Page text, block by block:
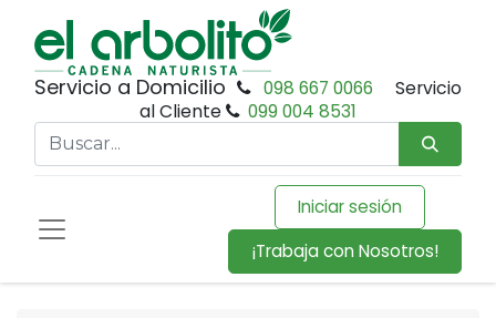
Servicio a Domicilio 098 667 0066
Servicio
al Cliente
099 004 8531
Iniciar sesión
¡Trabaja con Nosotros!